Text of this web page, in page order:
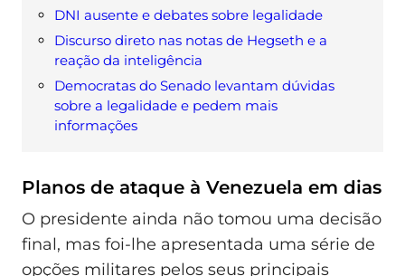
DNI ausente e debates sobre legalidade
Discurso direto nas notas de Hegseth e a
reação da inteligência
Democratas do Senado levantam dúvidas
sobre a legalidade e pedem mais
informações
Planos de ataque à Venezuela em dias
O presidente ainda não tomou uma decisão
final, mas foi-lhe apresentada uma série de
opções militares pelos seus principais